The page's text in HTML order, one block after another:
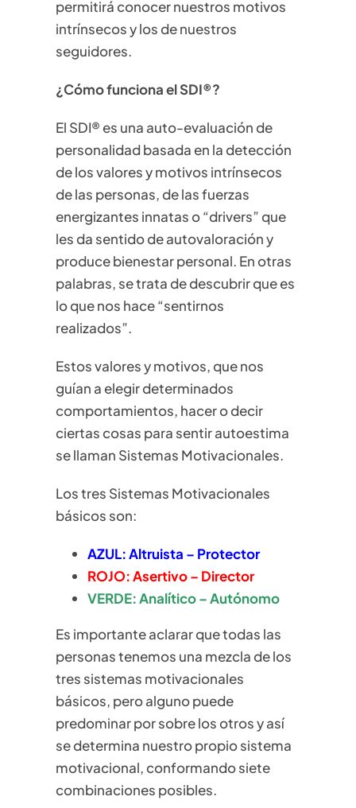
permitirá conocer nuestros motivos
intrínsecos y los de nuestros
seguidores.
¿Cómo funciona el SDI®?
El SDI® es una auto-evaluación de
personalidad basada en la detección
de los valores y motivos intrínsecos
de las personas, de las fuerzas
energizantes innatas o “drivers” que
les da sentido de autovaloración y
produce bienestar personal. En otras
palabras, se trata de descubrir que es
lo que nos hace “sentirnos
realizados”.
Estos valores y motivos, que nos
guían a elegir determinados
comportamientos, hacer o decir
ciertas cosas para sentir autoestima
se llaman Sistemas Motivacionales.
Los tres Sistemas Motivacionales
básicos son:
AZUL: Altruista – Protector
ROJO: Asertivo – Director
VERDE: Analítico – Autónomo
Es importante aclarar que todas las
personas tenemos una mezcla de los
tres sistemas motivacionales
básicos, pero alguno puede
predominar por sobre los otros y así
se determina nuestro propio sistema
motivacional, conformando siete
combinaciones posibles.